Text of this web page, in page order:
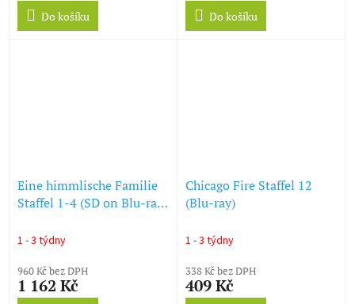
Do košíku Do košíku
Eine himmlische Familie
Staffel 1-4 (SD on Blu-ray)
1 - 3 týdny
960 Kč bez DPH
1 162 Kč
Chicago Fire Staffel 12
(Blu-ray)
1 - 3 týdny
338 Kč bez DPH
409 Kč